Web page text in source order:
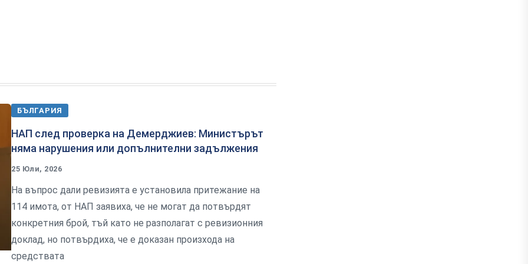
БЪЛГАРИЯ
НАП след проверка на Демерджиев: Министърът
няма нарушения или допълнителни задължения
25 Юли, 2026
На въпрос дали ревизията е установила притежание на
114 имота, от НАП заявиха, че не могат да потвърдят
конкретния брой, тъй като не разполагат с ревизионния
доклад, но потвърдиха, че е доказан произхода на
средствата